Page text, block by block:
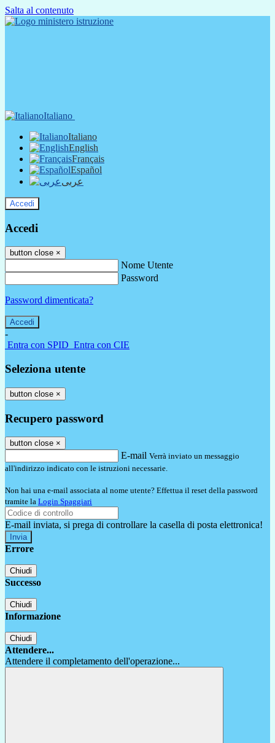
Salta al contenuto
Italiano
Italiano
English
Français
Español
عربى
Accedi
Accedi
button close ×
Nome Utente
Password
Password dimenticata?
-
Entra con SPID Entra con CIE
Seleziona utente
button close ×
Recupero password
button close ×
E-mail Verrà inviato un messaggio
all'indirizzo indicato con le istruzioni necessarie.
Non hai una e-mail associata al nome utente? Effettua il reset della password
tramite la Login Spaggiari
E-mail inviata, si prega di controllare la casella di posta elettronica!
Errore
Chiudi
Successo
Chiudi
Informazione
Chiudi
Attendere...
Attendere il completamento dell'operazione...